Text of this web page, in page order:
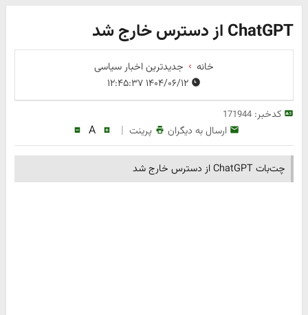
ChatGPT از دسترس خارج شد
خانه
جدیدترین اخبار سیاسی
۱۴۰۴/۰۶/۱۲ ۱۲:۴۵:۳۷
کدخبر:171944
ارسال به دیگران پرینت |
A
چت‌بات ChatGPT از دسترس خارج شد